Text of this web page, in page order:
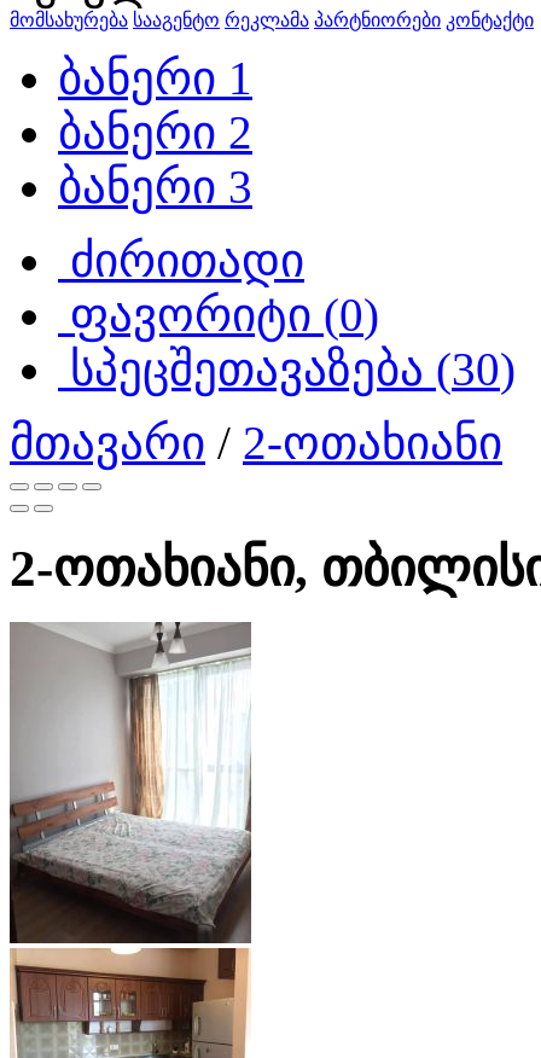
მომსახურება სააგენტო რეკლამა პარტნიორები კონტაქტი
ბანერი 1
ბანერი 2
ბანერი 3
ძირითადი
ფავორიტი (0)
სპეცშეთავაზება (30)
მთავარი / 2-ოთახიანი
2-ოთახიანი,